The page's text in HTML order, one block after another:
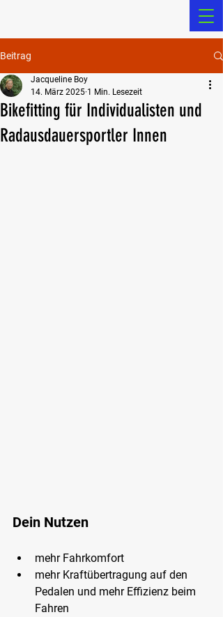
Beitrag
Bikefitting für Individualisten und
Radausdauersportler Innen
Jacqueline Boy
14. März 2025 1 Min. Lesezeit
Dein Nutzen
mehr Fahrkomfort
mehr Kraftübertragung auf den
Pedalen und mehr Effizienz beim
Fahren